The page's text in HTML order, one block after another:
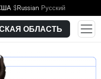
$Russian Русский
ОБЛАСТЬ